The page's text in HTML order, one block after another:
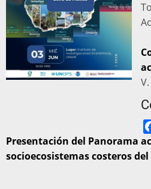
Presentación del Panorama
socioecosistemas costeros